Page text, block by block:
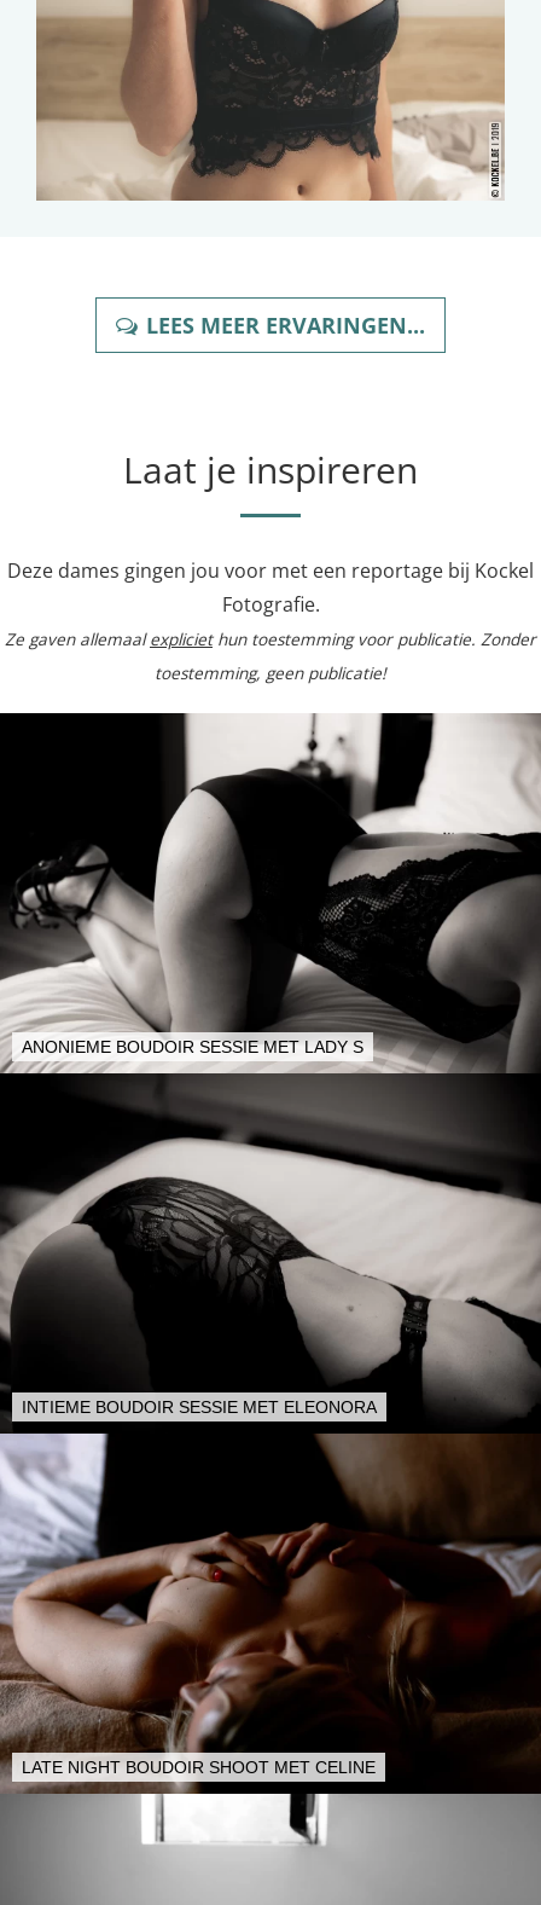
LEES MEER ERVARINGEN...
Laat je inspireren
Deze dames gingen jou voor met een reportage bij Kockel
Fotografie.
Ze gaven allemaalexpliciethun toestemming voor publicatie. Zonder
toestemming, geen publicatie!
ANONIEME BOUDOIR SESSIE MET LADY S
INTIEME BOUDOIR SESSIE MET ELEONORA
LATE NIGHT BOUDOIR SHOOT MET CELINE